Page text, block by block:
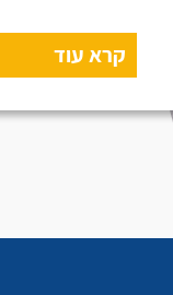
קרא עוד